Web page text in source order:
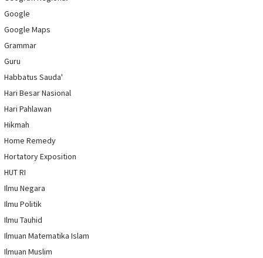
Google
Google Maps
Grammar
Guru
Habbatus Sauda'
Hari Besar Nasional
Hari Pahlawan
Hikmah
Home Remedy
Hortatory Exposition
HUT RI
Ilmu Negara
Ilmu Politik
Ilmu Tauhid
Ilmuan Matematika Islam
Ilmuan Muslim